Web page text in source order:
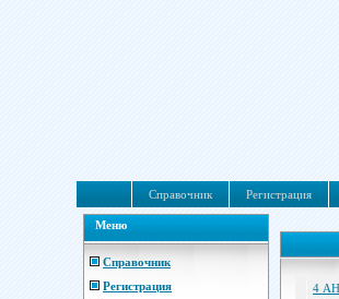
Справочник Регистрация
Меню
Справочник
Регистрация
4